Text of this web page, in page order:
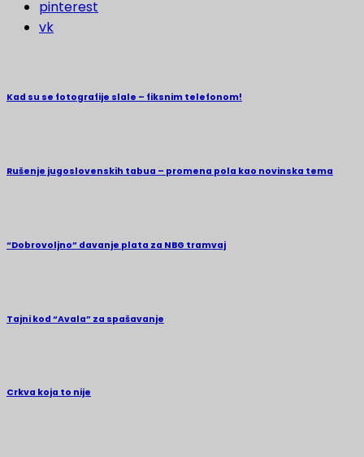
pinterest
vk
Kad su se fotografije slale – fiksnim telefonom!
Rušenje jugoslovenskih tabua – promena pola kao novinska tema
“Dobrovoljno” davanje plata za NBG tramvaj
Tajni kod “Avala” za spašavanje
Crkva koja to nije